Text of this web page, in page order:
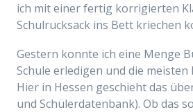
ich mit einer fertig korrigierten
Schulrucksack ins Bett kriechen
Gestern konnte ich eine Menge
Schule erledigen und die meisten
Hier in Hessen geschieht das
und Schülerdatenbank). Ob das